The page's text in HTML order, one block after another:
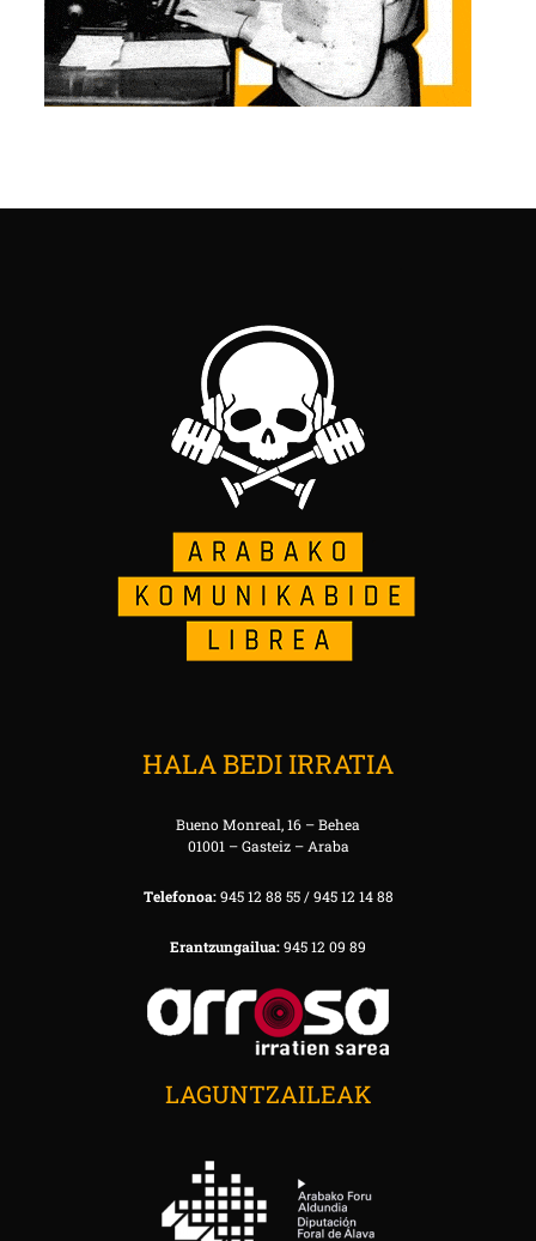
HALA BEDI IRRATIA
Bueno Monreal, 16 – Behea
01001 – Gasteiz – Araba
Telefonoa:945 12 88 55 / 945 12 14 88
Erantzungailua:945 12 09 89
LAGUNTZAILEAK